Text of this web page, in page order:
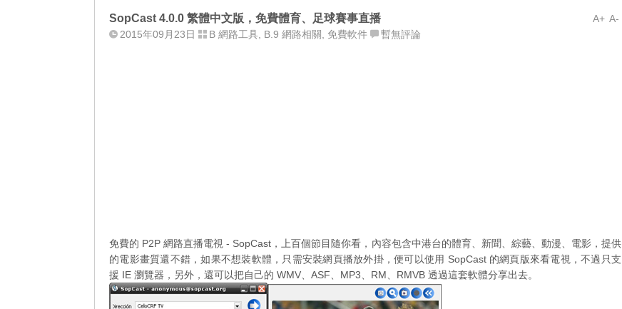
A-
A+
SopCast 4.0.0 繁體中文版，免費體育、足球賽事直播
2015年09月23日 B 網路工具 B.9 網路相關 免費軟件 暫無評論
免費的 P2P 網路直播電視 - SopCast，上百個節目隨你看，內容包含中港台的體育、新聞、綜藝、動漫、電影，提供
的電影畫質還不錯，如果不想裝軟體，只需安裝網頁播放外掛，便可以使用 SopCast 的網頁版來看電視，不過只支
援 IE 瀏覽器，另外，還可以把自己的 WMV、ASF、MP3、RM、RMVB 透過這套軟體分享出去。